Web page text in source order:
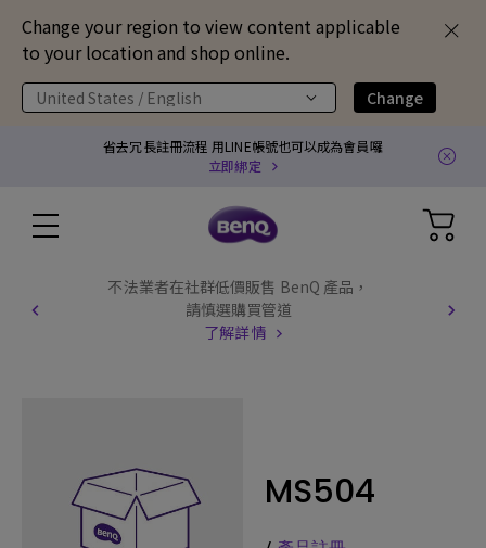
Change your region to view content applicable
to your location and shop online.
United States / English Change
省去冗長註冊流程 用LINE帳號也可以成為會員囉
立即綁定
不法業者在社群低價販售 BenQ 產品，
請慎選購買管道
了解詳情
MS504